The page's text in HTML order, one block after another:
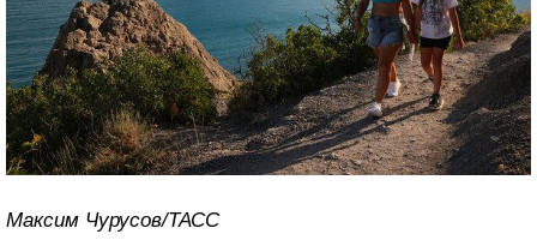
Максим Чурусов/ТАСС